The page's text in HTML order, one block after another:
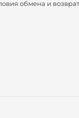
обмена и